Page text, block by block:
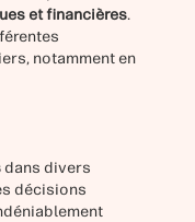
et financières.
notamment en
dans divers
décisions